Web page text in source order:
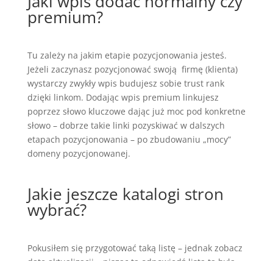
premium?
Tu zależy na jakim etapie pozycjonowania jesteś.
Jeżeli zaczynasz pozycjonować swoją firmę (klienta)
wystarczy zwykły wpis budujesz sobie trust rank
dzięki linkom. Dodając wpis premium linkujesz
poprzez słowo kluczowe dając już moc pod konkretne
słowo – dobrze takie linki pozyskiwać w dalszych
etapach pozycjonowania – po zbudowaniu „mocy”
domeny pozycjonowanej.
Jakie jeszcze katalogi stron
wybrać?
Pokusiłem się przygotować taką listę – jednak zobacz